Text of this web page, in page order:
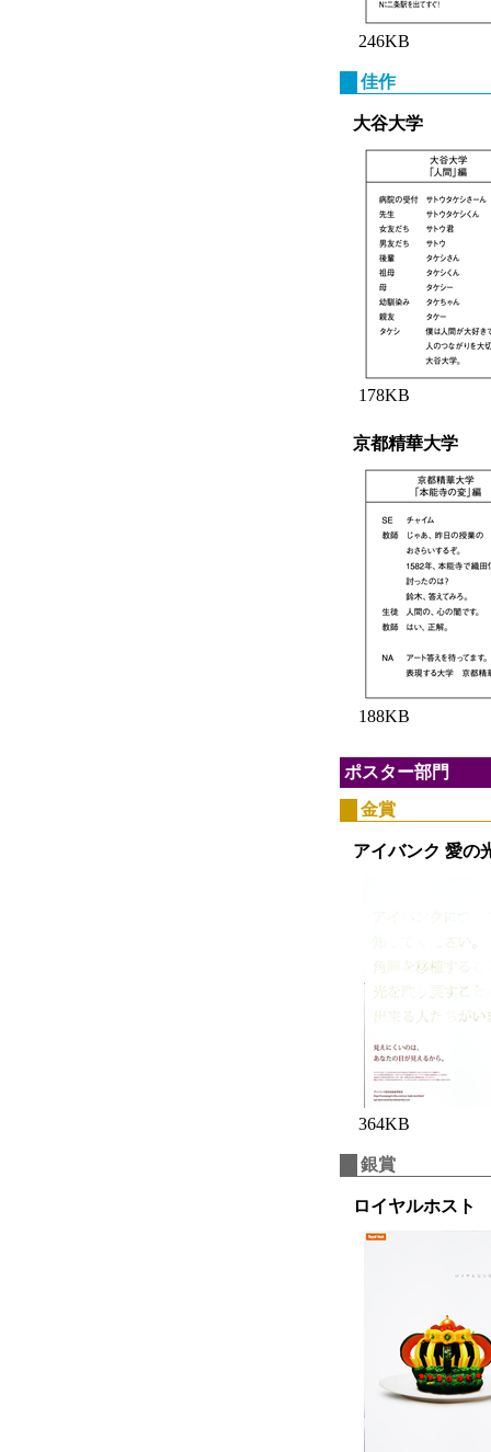
246KB
佳作
大谷大学
178KB
京都精華大学
188KB
ポスター部門
金賞
アイバンク 愛の
364KB
銀賞
ロイヤルホスト